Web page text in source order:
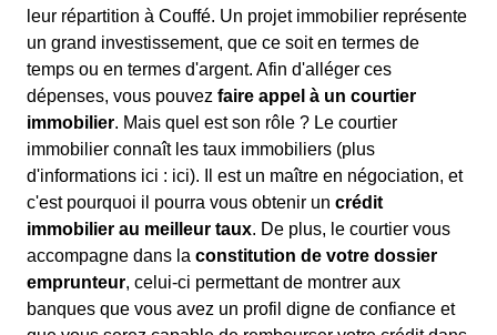
leur répartition à Couffé. Un projet immobilier représente
un grand investissement, que ce soit en termes de
temps ou en termes d'argent. Afin d'alléger ces
dépenses, vous pouvez faire appel à un courtier
immobilier. Mais quel est son rôle ? Le courtier
immobilier connaît les taux immobiliers (plus
d'informations ici : ici). Il est un maître en négociation, et
c'est pourquoi il pourra vous obtenir un crédit
immobilier au meilleur taux. De plus, le courtier vous
accompagne dans la constitution de votre dossier
emprunteur, celui-ci permettant de montrer aux
banques que vous avez un profil digne de confiance et